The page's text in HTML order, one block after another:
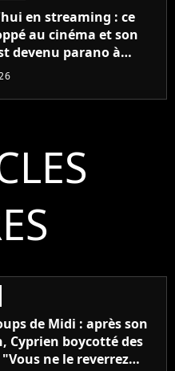
en streaming : ce
au cinéma et son
devenu parano à
de Midi : après son
Cyprien boycotté des
ne le reverrez